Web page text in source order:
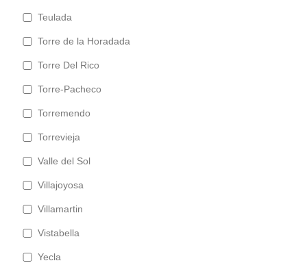
Teulada
Torre de la Horadada
Torre Del Rico
Torre-Pacheco
Torremendo
Torrevieja
Valle del Sol
Villajoyosa
Villamartin
Vistabella
Yecla